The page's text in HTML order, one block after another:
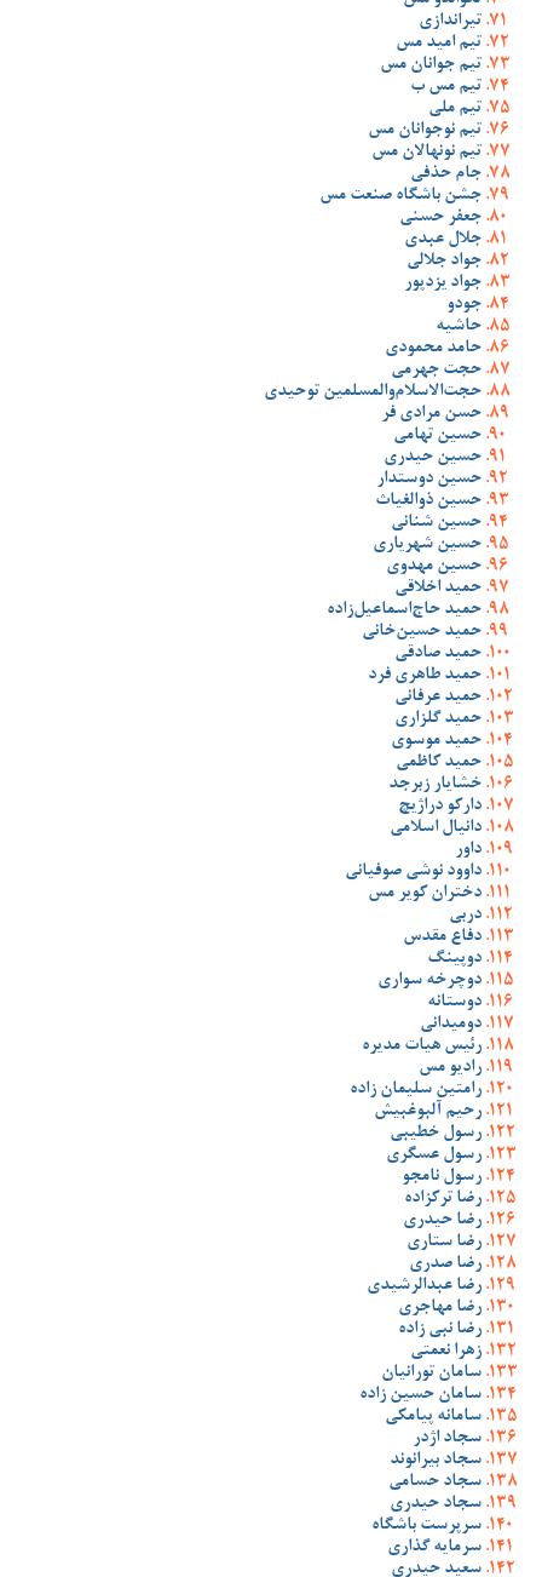
تیراندازی
تیم امید مس
تیم جوانان مس
تیم مس ب
تیم ملی
تیم نوجوانان مس
تیم نونهالان مس
جام حذفی
جشن باشگاه صنعت مس
جعفر حسنی
جلال عبدی
جواد جلالی
جواد یزدپور
جودو
حاشیه
حامد محمودی
حجت جهرمی
حجت‌الاسلام‌والمسلمین توحیدی
حسن مرادی فر
حسین تهامی
حسین حیدری
حسین دوستدار
حسین ذوالغیاث
حسین شنانی
حسین شهریاری
حسین مهدوی
حمید اخلاقی
حمید حاج‌اسماعیل‌زاده
حمید حسین‌خانی
حمید صادقی
حمید طاهری فرد
حمید عرفانی
حمید گلزاری
حمید موسوی
حمید کاظمی
خشایار زبرجد
دارکو دراژیچ
دانیال اسلامی
داور
داوود نوشی صوفیانی
دختران کویر مس
دربی
دفاع مقدس
دوپینگ
دوچرخه سواری
دوستانه
دومیدانی
رئیس هیات مدیره
رادیو مس
رامتین سلیمان زاده
رحیم آلبوغبیش
رسول خطیبی
رسول عسگری
رسول نامجو
رضا ترکزاده
رضا حیدری
رضا ستاری
رضا صدری
رضا عبدالرشیدی
رضا مهاجری
رضا نبی زاده
زهرا نعمتی
سامان تورانیان
سامان حسین زاده
سامانه پیامکی
سجاد اژدر
سجاد بیرانوند
سجاد حسامی
سجاد حیدری
سرپرست باشگاه
سرمایه گذاری
سعید حیدری